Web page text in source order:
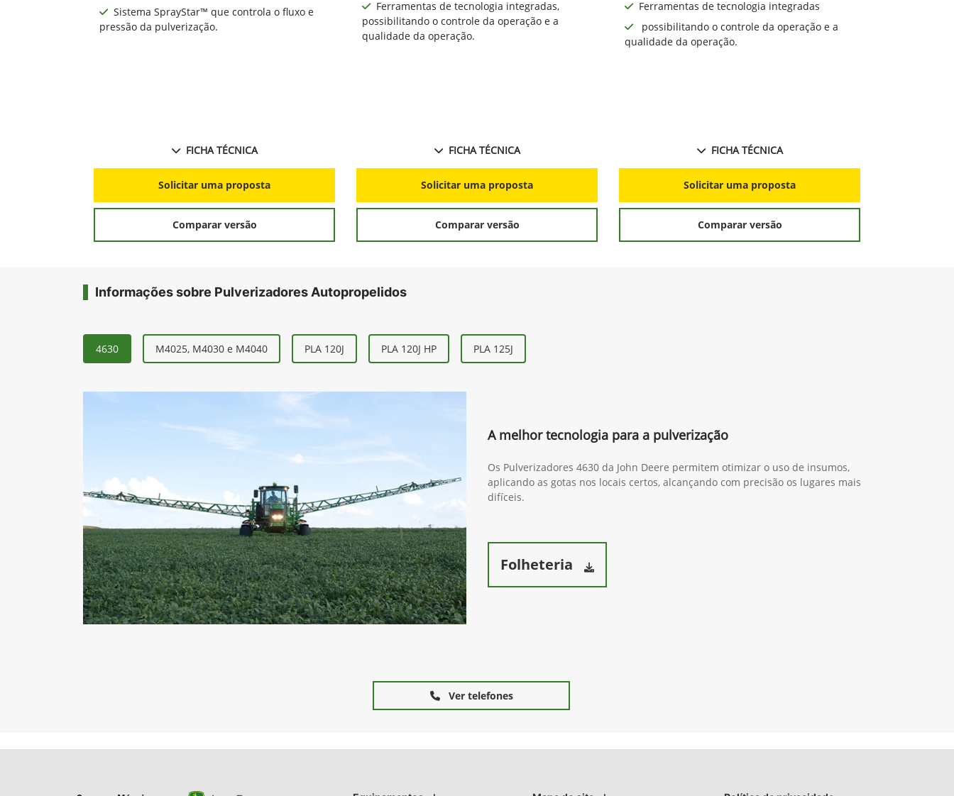
Sistema SprayStar™ que controla o fluxo e
pressão da pulverização.
FICHA TÉCNICA
Solicitar uma proposta
Comparar versão
Ferramentas de tecnologia integradas,
possibilitando o controle da operação e a
qualidade da operação.
FICHA TÉCNICA
Solicitar uma proposta
Comparar versão
Ferramentas de tecnologia integradas
possibilitando o controle da operação e a
qualidade da operação.
FICHA TÉCNICA
Solicitar uma proposta
Comparar versão
Informações sobre Pulverizadores Autopropelidos
4630 M4025, M4030 e M4040 PLA 120J PLA 120J HP PLA 125J
A melhor tecnologia para a pulverização
Os Pulverizadores 4630 da John Deere permitem otimizar o uso de insumos,
aplicando as gotas nos locais certos, alcançando com precisão os lugares mais
difíceis.
Folheteria
Ver telefones